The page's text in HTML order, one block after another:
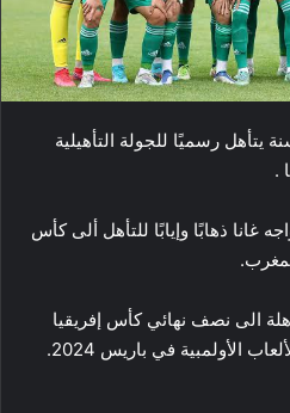
الوطني لاقل من23 سنة يتأهل رسميًا للجولة التأهيلية
.
غانا ذهابًا وإيابًا للتأهل ألى كأس
الى نصف نهائي كأس إفريقيا